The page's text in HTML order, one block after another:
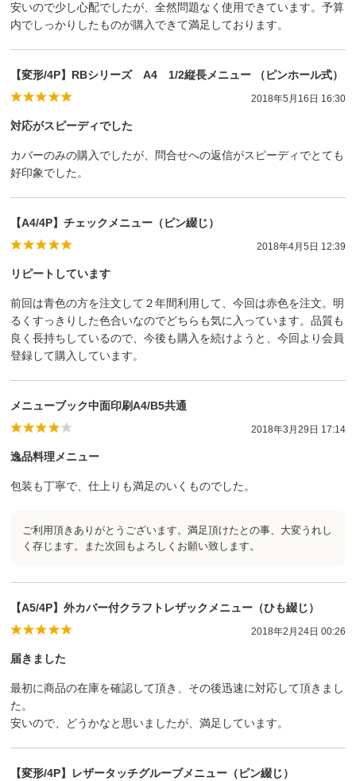
安いので少し心配でしたが、全然問題なく使用できています。予算
内でしっかりしたものが購入できて満足しております。
【変形/4P】RBシリーズ A4 1/2縦長メニュー （ピンホール式）
2018年5月16日 16:30
対応がスピーディでした
カバーのみの購入でしたが、問合せへの返信がスピーディでとても
好印象でした。
【A4/4P】チェックメニュー（ピン綴じ）
2018年4月5日 12:39
リピートしています
前回は青色の方を注文して２年間利用して、今回は赤色を注文。明
るくすっきりした色合いなのでどちらも気に入っています。品質も
良く長持ちしているので、今後も購入を続けようと、今回より会員
登録して購入しています。
メニューブック中面印刷A4/B5共通
2018年3月29日 17:14
逸品料理メニュー
包装も丁寧で、仕上りも満足のいくものでした。
ご利用頂きありがとうございます。満足頂けたとの事、大変うれし
く存じます。また次回もよろしくお願い致します。
【A5/4P】外カバー付クラフトレザックメニュー（ひも綴じ）
2018年2月24日 00:26
届きました
最初に商品の在庫を確認して頂き、その後迅速に対応して頂きまし
た。
安いので、どうかなと思いましたが、満足しています。
【変形/4P】レザータッチグルーブメニュー（ピン綴じ）